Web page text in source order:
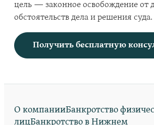
цель — законное освобождение от
обстоятельств дела и решения суда.
Получить бесплатную
О компанииБанкротство
лицБанкротство в Нижнем